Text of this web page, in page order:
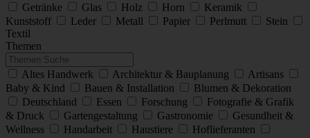
Getränke
Glas Holz Horn
Keramik
Kunststoff
Leder Metall Papier Perlmutt
Stein
Textil
Themen
Altes Handwerk Architektur & Bauplanung
Artisans
Baby & Kind
Bauen & Installation
Blumen & Dekoration
Deutschland
Essen Forschung
Fotografie & Grafik
& Druck
Gartengestaltung Gastronomie
Gesundheit &
Wellness
Handarbeit Haustiere
Hoflieferanten